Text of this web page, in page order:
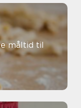
måltid til